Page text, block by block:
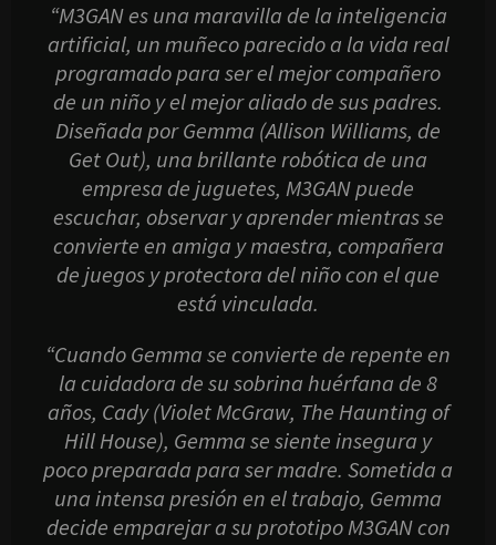
“M3GAN es una maravilla de la inteligencia
artificial, un muñeco parecido a la vida real
programado para ser el mejor compañero
de un niño y el mejor aliado de sus padres.
Diseñada por Gemma (Allison Williams, de
Get Out), una brillante robótica de una
empresa de juguetes, M3GAN puede
escuchar, observar y aprender mientras se
convierte en amiga y maestra, compañera
de juegos y protectora del niño con el que
está vinculada.
“Cuando Gemma se convierte de repente en
la cuidadora de su sobrina huérfana de 8
años, Cady (Violet McGraw, The Haunting of
Hill House), Gemma se siente insegura y
poco preparada para ser madre. Sometida a
una intensa presión en el trabajo, Gemma
decide emparejar a su prototipo M3GAN con